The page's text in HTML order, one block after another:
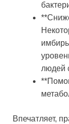
людей
Впечатляет,